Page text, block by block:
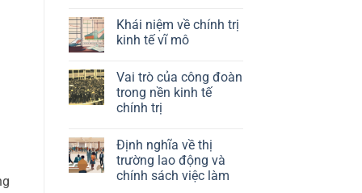
chính
sách
công
kinh
tế
chính
trị
bình
luận
ở
về
kinh
tế
chính
công
nghệ
Khái niệm về chính trị
kinh tế vĩ mô
bình
luận
ở
Khái
chính
trị
kinh
tế
vĩ
Vai trò của công đoàn
trong nền kinh tế
chính trị
bình
luận
ở
Vai
Định nghĩa về thị
trường lao động và
chính sách việc làm